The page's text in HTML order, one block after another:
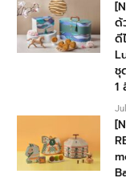
ด้
ดี
ชุ
1